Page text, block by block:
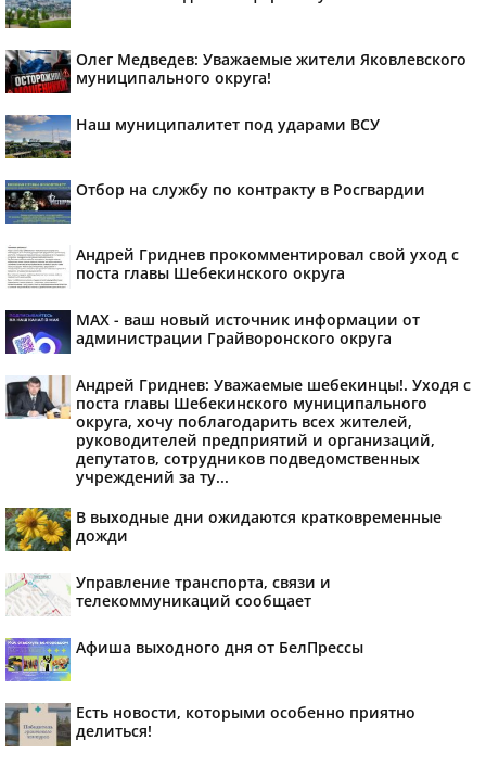
Олег Медведев: Уважаемые жители Яковлевского
муниципального округа!
Наш муниципалитет под ударами ВСУ
Отбор на службу по контракту в Росгвардии
Андрей Гриднев прокомментировал свой уход с
поста главы Шебекинского округа
MAX - ваш новый источник информации от
администрации Грайворонского округа
Андрей Гриднев: Уважаемые шебекинцы!. Уходя с
поста главы Шебекинского муниципального
округа, хочу поблагодарить всех жителей,
руководителей предприятий и организаций,
депутатов, сотрудников подведомственных
учреждений за ту...
В выходные дни ожидаются кратковременные
дожди
Управление транспорта, связи и
телекоммуникаций сообщает
Афиша выходного дня от БелПрессы
Есть новости, которыми особенно приятно
делиться!